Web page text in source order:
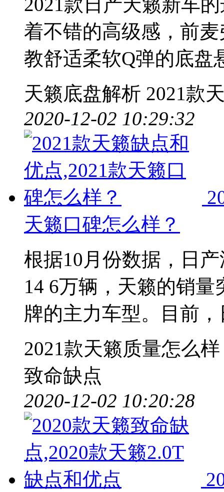
着不错的高级感，前
教舒适柔软Q弹的底盘
天籁底盘解析 2021款
2020-12-02 10:29:32
天籁口碑怎么样？
根据10月份数据，日
14 6万辆，天籁的销
牌的主力车型。目前
2021款天籁质量怎么样
致命缺点
2020-12-02 10:20:28